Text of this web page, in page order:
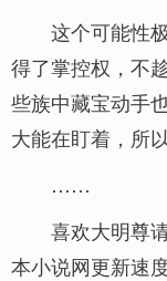
这个可能性
得了掌控权，不
些族中藏宝动手
大能在盯着，所
……
喜欢大明尊
本小说网更新速